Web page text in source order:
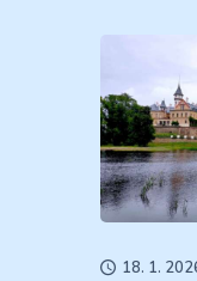
18. 1.